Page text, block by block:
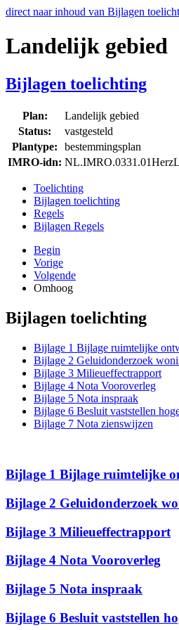
direct naar inhoud van Bijlagen
Landelijk gebied
Bijlagen toelichting
Plan:
Landelijk gebied
Status:
vastgesteld
Plantype:
bestemmingsplan
IMRO-idn:
Toelichting
Bijlagen toelichting
Regels
Bijlagen Regels
Begin
Vorige
Volgende
Omhoog
Bijlagen toelichting
Bijlage 1 Bijlage ruimtelijke
Bijlage 2 Geluidonderzoek
Bijlage 3 Milieueffectrapport
Bijlage 4 Nota Vooroverleg
Bijlage 5 Nota inspraak
Bijlage 6 Besluit vaststellen
Bijlage 7 Nota zienswijzen
Bijlage 1 Bijlage ruimtelijke
Bijlage 2 Geluidonderzoek
Bijlage 3 Milieueffectrapport
Bijlage 4 Nota Vooroverleg
Bijlage 5 Nota inspraak
Bijlage 6 Besluit vaststellen